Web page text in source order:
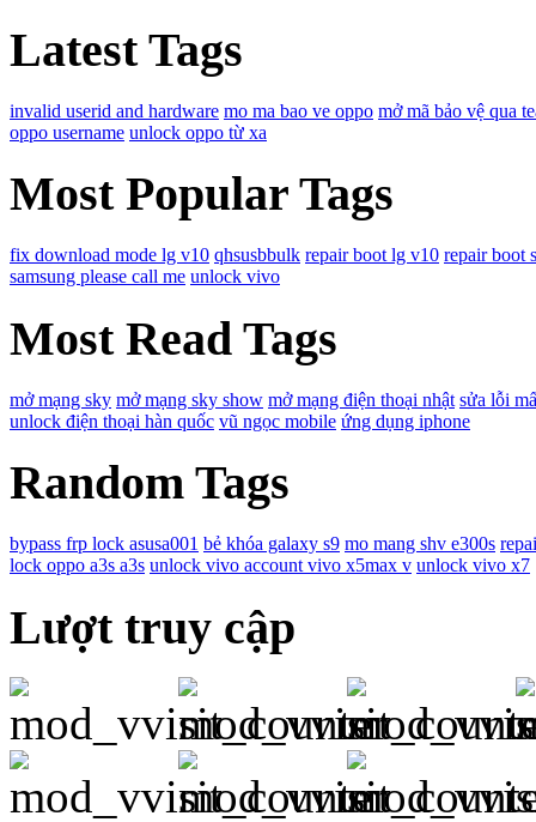
Latest Tags
invalid userid and hardware mo ma bao ve oppo mở mã bảo vệ qua
oppo username unlock oppo từ xa
Most Popular Tags
fix download mode lg v10 qhsusbbulk repair boot lg v10 repair boot
samsung please call me unlock vivo
Most Read Tags
mở mạng sky mở mạng sky show mở mạng điện thoại nhật sửa lỗi
unlock điện thoại hàn quốc vũ ngọc mobile ứng dụng iphone
Random Tags
bypass frp lock asusa001 bẻ khóa galaxy s9 mo mang shv e300s
lock oppo a3s a3s unlock vivo account vivo x5max v unlock vivo x7
Lượt truy cập